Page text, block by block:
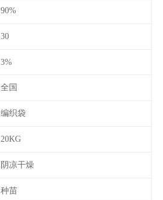
90%
30
3%
全国
编织袋
20KG
阴凉干燥
种苗